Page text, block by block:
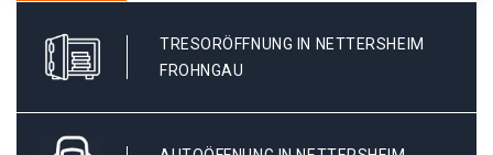
TRESORÖFFNUNG IN NETTERSHEIM
FROHNGAU